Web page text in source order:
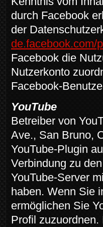
durch Facebook
der
de.facebook.com/
Facebook die
Nutzerkonto
Facebook-
YouTube
Betreiber von
Ave., San Bruno,
YouTube-Plugin
Verbindung zu
YouTube-Server
haben. Wenn Sie
ermöglichen Sie
Profil